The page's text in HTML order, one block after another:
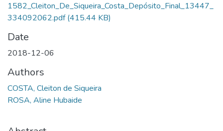
1582_Cleiton_De_Siqueira_Costa_Depósito_Final_13447_
334092062.pdf(415.44 KB)
Date
2018-12-06
Authors
COSTA, Cleiton de Siqueira
ROSA, Aline Hubaide